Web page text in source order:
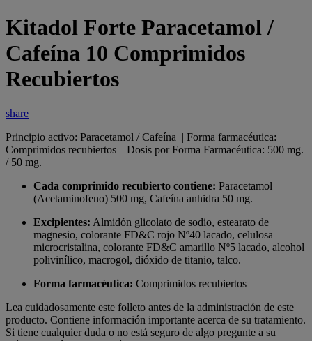
Kitadol Forte Paracetamol /
Cafeína 10 Comprimidos
Recubiertos
share
Principio activo: Paracetamol / Cafeína | Forma farmacéutica:
Comprimidos recubiertos | Dosis por Forma Farmacéutica: 500 mg.
/ 50 mg.
Cada comprimido recubierto contiene: Paracetamol
(Acetaminofeno) 500 mg, Cafeína anhidra 50 mg.
Excipientes: Almidón glicolato de sodio, estearato de
magnesio, colorante FD&C rojo Nº40 lacado, celulosa
microcristalina, colorante FD&C amarillo Nº5 lacado, alcohol
polivinílico, macrogol, dióxido de titanio, talco.
Forma farmacéutica: Comprimidos recubiertos
Lea cuidadosamente este folleto antes de la administración de este
producto. Contiene información importante acerca de su tratamiento.
Si tiene cualquier duda o no está seguro de algo pregunte a su